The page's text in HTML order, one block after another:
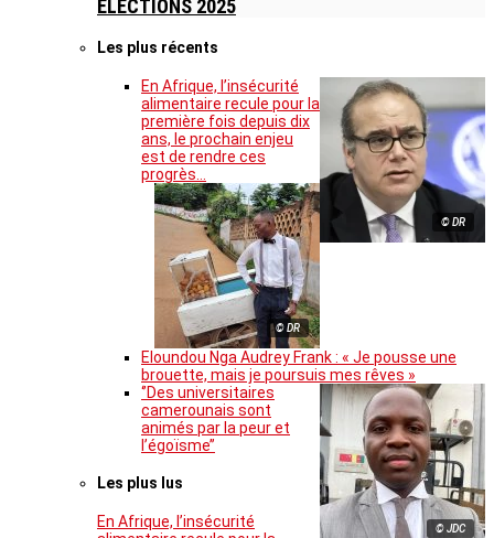
ELECTIONS 2025
Les plus récents
© DR
En Afrique, l’insécurité
alimentaire recule pour la
première fois depuis dix
ans, le prochain enjeu
est de rendre ces
progrès…
© DR
Eloundou Nga Audrey Frank : « Je pousse une
brouette, mais je poursuis mes rêves »
© JDC
‘’Des universitaires
camerounais sont
animés par la peur et
l’égoïsme’’
Les plus lus
En Afrique, l’insécurité